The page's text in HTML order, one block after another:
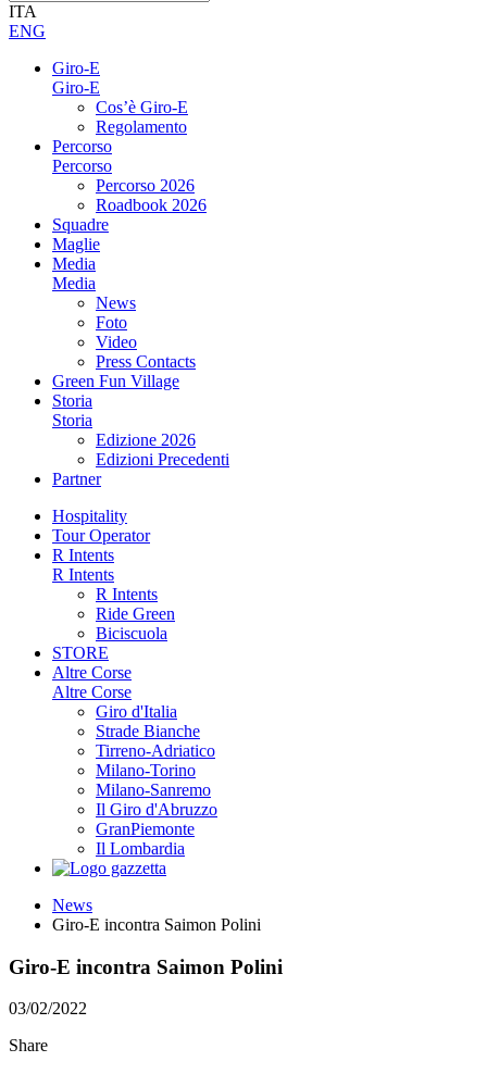
ITA
ENG
Giro-E
Giro-E
Cos’è Giro-E
Regolamento
Percorso
Percorso
Percorso 2026
Roadbook 2026
Squadre
Maglie
Media
Media
News
Foto
Video
Press Contacts
Green Fun Village
Storia
Storia
Edizione 2026
Edizioni Precedenti
Partner
Hospitality
Tour Operator
R Intents
R Intents
R Intents
Ride Green
Biciscuola
STORE
Altre Corse
Altre Corse
Giro d'Italia
Strade Bianche
Tirreno-Adriatico
Milano-Torino
Milano-Sanremo
Il Giro d'Abruzzo
GranPiemonte
Il Lombardia
News
Giro-E incontra Saimon Polini
Giro-E incontra Saimon Polini
03/02/2022
Share